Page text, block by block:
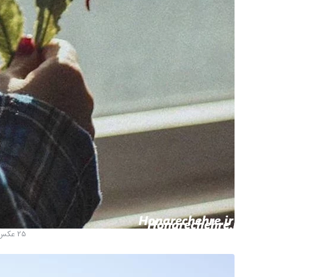
25 عکس از پروفایل خاص و تک جدید برای تشخصی بیشتر